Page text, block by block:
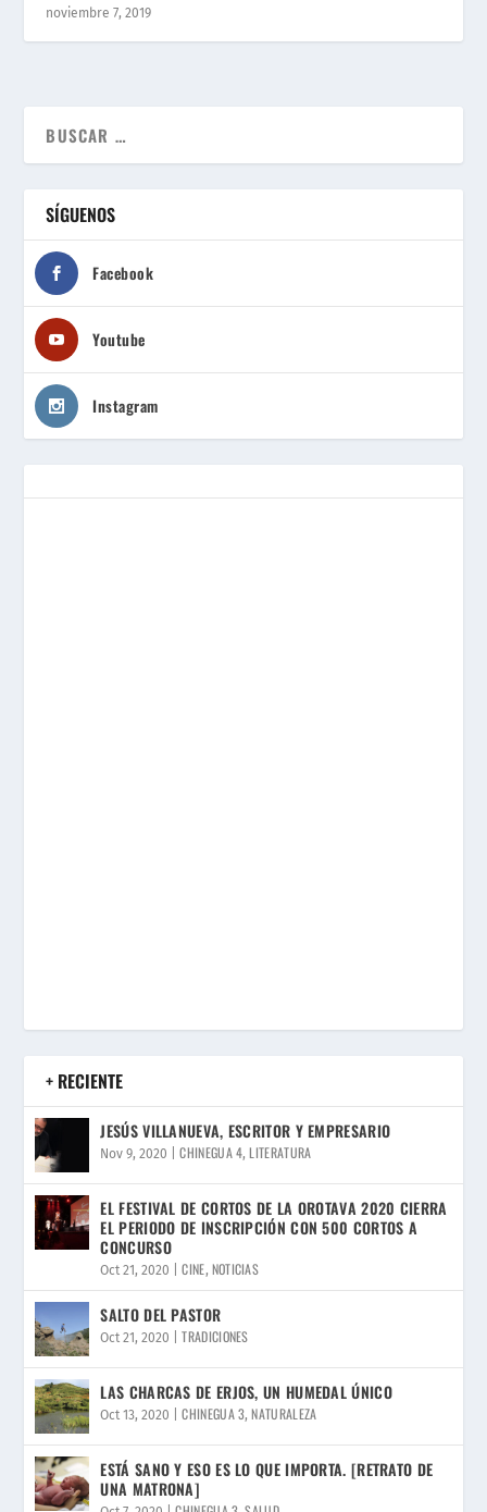
noviembre 7, 2019
SÍGUENOS
Facebook
Youtube
Instagram
+ RECIENTE
JESÚS VILLANUEVA, ESCRITOR Y EMPRESARIO
Nov 9, 2020 |CHINEGUA 4, LITERATURA
EL FESTIVAL DE CORTOS DE LA OROTAVA 2020 CIERRA
EL PERIODO DE INSCRIPCIÓN CON 500 CORTOS A
CONCURSO
Oct 21, 2020 |CINE, NOTICIAS
SALTO DEL PASTOR
Oct 21, 2020 |TRADICIONES
LAS CHARCAS DE ERJOS, UN HUMEDAL ÚNICO
Oct 13, 2020 |CHINEGUA 3, NATURALEZA
ESTÁ SANO Y ESO ES LO QUE IMPORTA. [RETRATO DE
UNA MATRONA]